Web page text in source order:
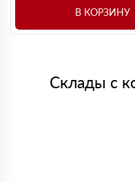
В КОРЗИНУ
Склады с